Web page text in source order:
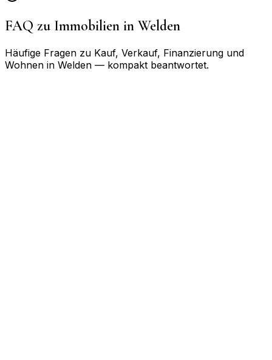
FAQ zu Immobilien in Welden
Häufige Fragen zu Kauf, Verkauf, Finanzierung und
Wohnen in Welden — kompakt beantwortet.